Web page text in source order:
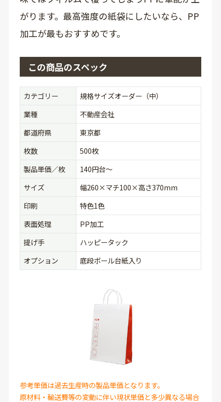
がります。最高強度の紙袋にしたいなら、PP
加工が最もおすすめです。
この商品のスペック
カテゴリー
規格サイズオーダー（中）
業種
不動産会社
都道府県
東京都
枚数
500枚
製品単価／枚
140円台〜
サイズ
幅260×マチ100×高さ370mm
印刷
特色1色
表面処理
PP加工
提げ手
ハッピータック
オプション
底段ボール台紙入り
参考単価は過去生産時の製品単価となります。
原材料・輸送費等の変動に伴い現状単価と多少異なる場合